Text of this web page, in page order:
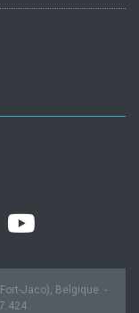
Jaco), Belgique. -